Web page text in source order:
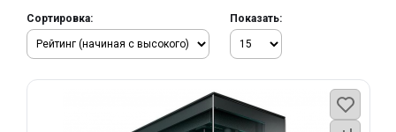
Сортировка: Показать: